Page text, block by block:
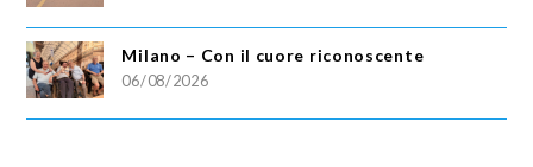
Milano – Con il cuore riconoscente
06/08/2026